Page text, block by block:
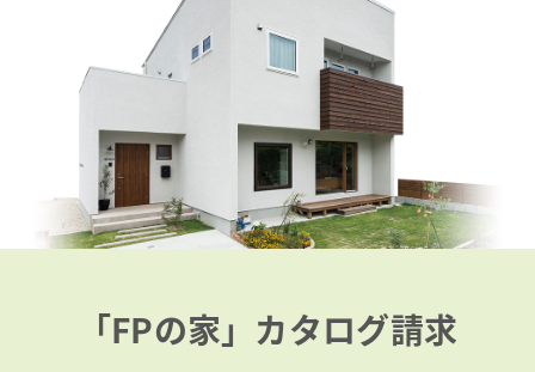
「FPの家」カタログ請求